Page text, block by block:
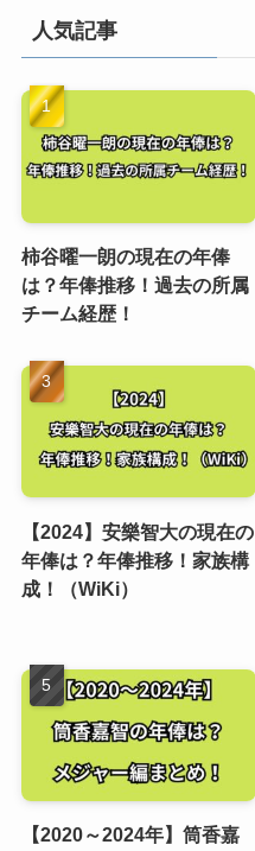
人気記事
柿谷曜一朗の現在の年俸
は？年俸推移！過去の所属
チーム経歴！
【2024】安樂智大の現在の
年俸は？年俸推移！家族構
成！（WiKi）
【2020～2024年】筒香嘉